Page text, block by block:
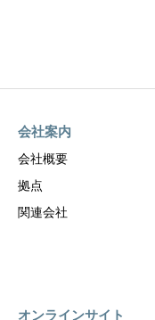
会社案内
会社概要
拠点
関連会社
オンラインサイト